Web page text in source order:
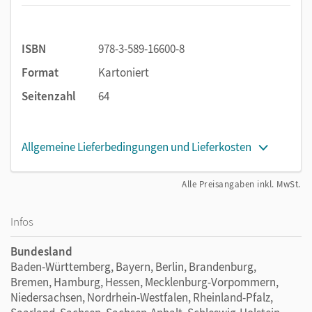
ISBN
978-3-589-16600-8
Format
Kartoniert
Seitenzahl
64
Allgemeine Lieferbedingungen und Lieferkosten
Alle Preisangaben inkl. MwSt.
Infos
Bundesland
Baden-Württemberg, Bayern, Berlin, Brandenburg,
Bremen, Hamburg, Hessen, Mecklenburg-Vorpommern,
Niedersachsen, Nordrhein-Westfalen, Rheinland-Pfalz,